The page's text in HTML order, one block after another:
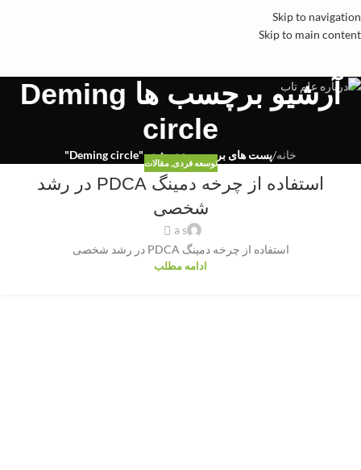
Skip to navigation
Skip to main content
آرشیو برچسب ها Deming
circle
خانه/پست های برچسب زده شده "Deming circle"
توسعه فردی ,مقالات
استفاده از چرخه دمینگ PDCA در رشد
شخصی
a s
استفاده از چرخه دمینگ PDCA در رشد شخصی
ادامه مطلب